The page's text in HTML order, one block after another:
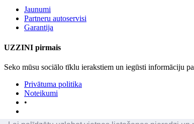
Jaunumi
Partneru autoservisi
Garantija
UZZINI pirmais
Seko mūsu sociālo tīklu ierakstiem un iegūsti informāciju
Privātuma politika
Noteikumi
•